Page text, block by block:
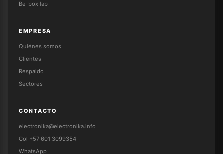
Be-box lab
EMPRESA
Quiénes somos
Clientes
Respaldo
Sectores
CONTACTO
electronika@electronika.info
Col +57 601 3099354
WhatsApp